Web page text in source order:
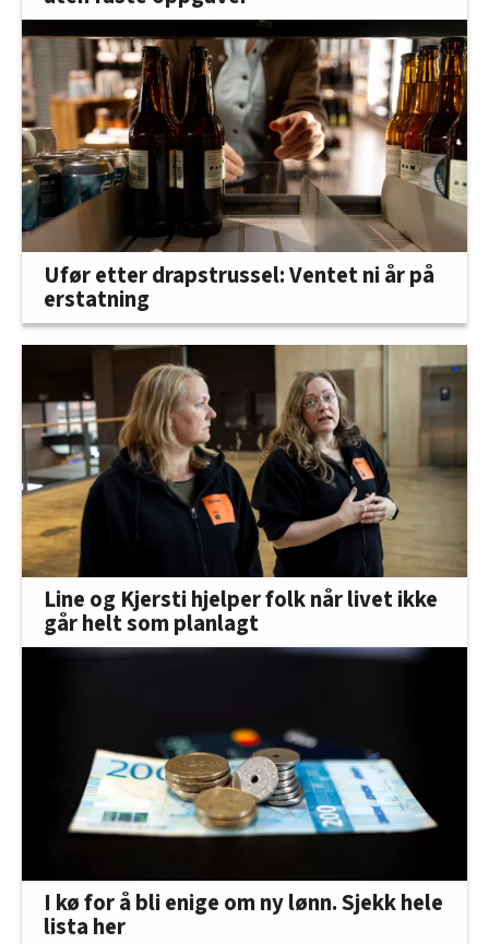
Ufør etter drapstrussel: Ventet ni år på
erstatning
Line og Kjersti hjelper folk når livet ikke
går helt som planlagt
I kø for å bli enige om ny lønn. Sjekk hele
lista her